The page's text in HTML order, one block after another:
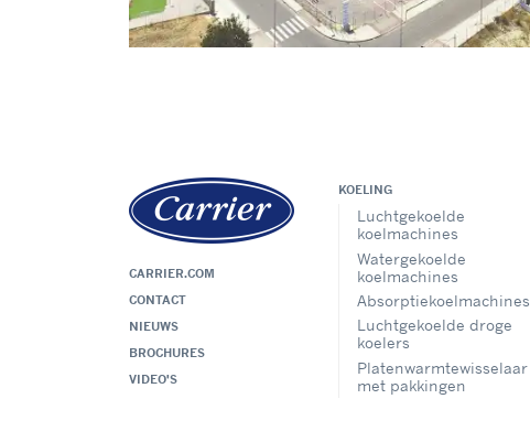
CARRIER.COM
CONTACT
NIEUWS
BROCHURES
VIDEO'S
KOELING
Luchtgekoelde
koelmachines
Watergekoelde
koelmachines
Absorptiekoelmachines
Luchtgekoelde droge
koelers
Platenwarmtewisselaar
met pakkingen